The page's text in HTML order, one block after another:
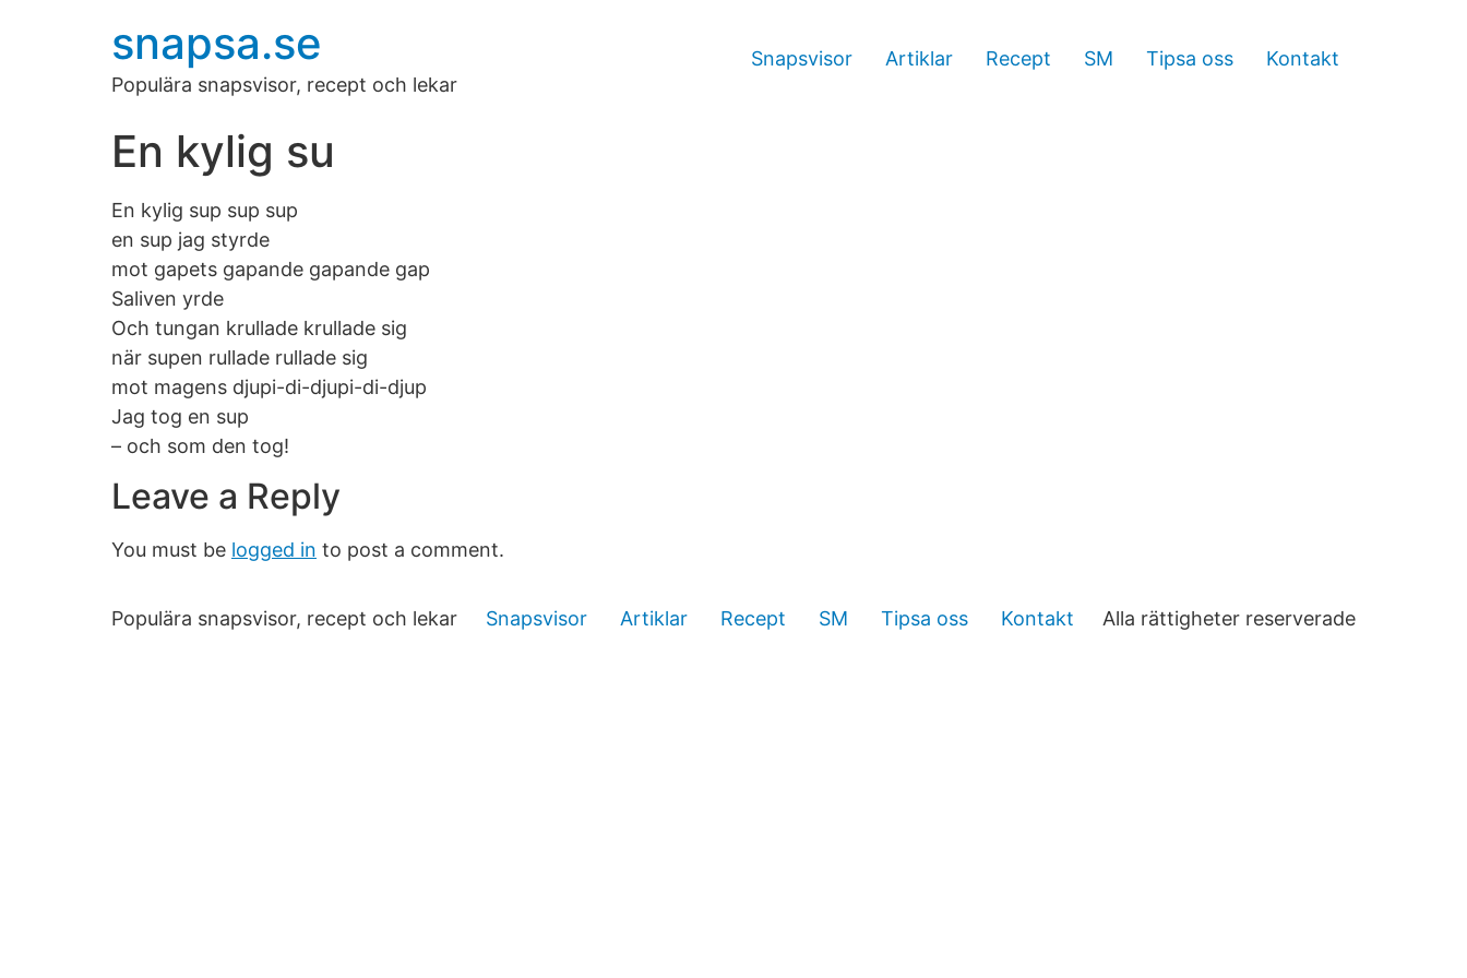
snapsa.se
Populära snapsvisor, recept och lekar
Snapsvisor Artiklar Recept SM Tipsa oss Kontakt
En kylig su
En kylig sup sup sup
en sup jag styrde
mot gapets gapande gapande gap
Saliven yrde
Och tungan krullade krullade sig
när supen rullade rullade sig
mot magens djupi-di-djupi-di-djup
Jag tog en sup
– och som den tog!
Leave a Reply
You must be logged in to post a comment.
Populära snapsvisor, recept och lekar Snapsvisor Artiklar Recept SM Tipsa oss Kontakt Alla rättigheter reserverade